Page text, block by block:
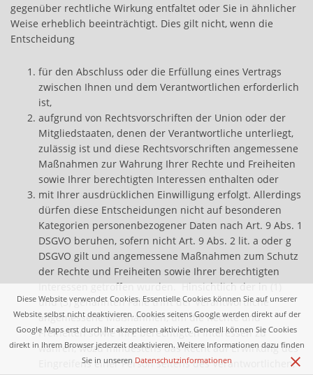
Diese Website verwendet Cookies. Essentielle Cookies können Sie auf unserer
Website selbst nicht deaktivieren. Cookies seitens Google werden direkt auf der
Google Maps erst durch Ihr akzeptieren aktiviert. Generell können Sie Cookies
direkt in Ihrem Browser jederzeit deaktivieren. Weitere Informationen dazu finden
Sie in unseren Datenschutzinformationen
[x]
gegenüber rechtliche Wirkung entfaltet oder Sie in ähnlicher
Weise erheblich beeinträchtigt. Dies gilt nicht, wenn die
Entscheidung
für den Abschluss oder die Erfüllung eines Vertrags
zwischen Ihnen und dem Verantwortlichen erforderlich
ist,
aufgrund von Rechtsvorschriften der Union oder der
Mitgliedstaaten, denen der Verantwortliche unterliegt,
zulässig ist und diese Rechtsvorschriften angemessene
Maßnahmen zur Wahrung Ihrer Rechte und Freiheiten
sowie Ihrer berechtigten Interessen enthalten oder
mit Ihrer ausdrücklichen Einwilligung erfolgt. Allerdings
dürfen diese Entscheidungen nicht auf besonderen
Kategorien personenbezogener Daten nach Art. 9 Abs. 1
DSGVO beruhen, sofern nicht Art. 9 Abs. 2 lit. a oder g
DSGVO gilt und angemessene Maßnahmen zum Schutz
der Rechte und Freiheiten sowie Ihrer berechtigten
Interessen getroffen wurden. Hinsichtlich der in (1)
und (3) genannten Fälle trifft der Verantwortliche
angemessene Maßnahmen, um die Rechte und
Freiheiten sowie Ihre berechtigten Interessen zu
wahren, wozu mindestens das Recht auf Erwirkung des
Eingreifens einer Person seitens des Verantwortlichen,